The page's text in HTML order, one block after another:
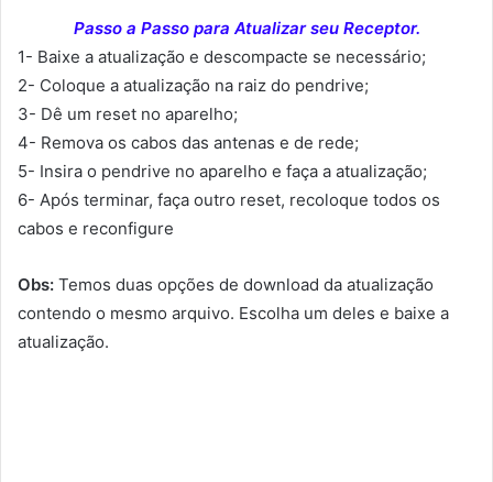
Passo a Passo para Atualizar seu Receptor.
1- Baixe a atualização e descompacte se necessário;
2- Coloque a atualização na raiz do pendrive;
3- Dê um reset no aparelho;
4- Remova os cabos das antenas e de rede;
5- Insira o pendrive no aparelho e faça a atualização;
6- Após terminar, faça outro reset, recoloque todos os
cabos e reconfigure
Obs: Temos duas opções de download da atualização
contendo o mesmo arquivo. Escolha um deles e baixe a
atualização.